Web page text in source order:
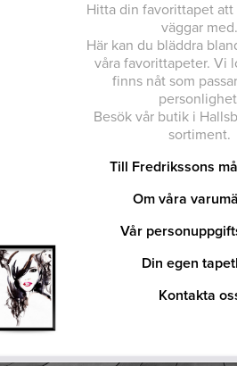
Hitta din favorittapet
väggar med.
Här kan du bläddra
våra favorittapeter. Vi
finns nåt som
Besök vår butik i
sortiment.
Till Fredrikssons
Om våra
Vår
Din egen
Kontakta